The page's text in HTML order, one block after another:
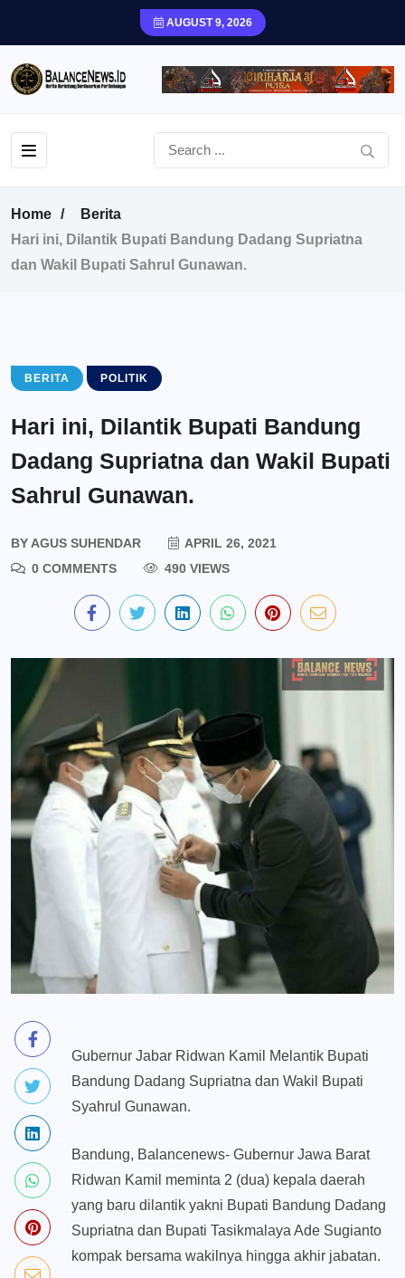
AUGUST 9, 2026
Home
Berita
Hari ini, Dilantik Bupati Bandung Dadang Supriatna
dan Wakil Bupati Sahrul Gunawan.
BERITA POLITIK
Hari ini, Dilantik Bupati Bandung
Dadang Supriatna dan Wakil Bupati
Sahrul Gunawan.
BYAGUS SUHENDAR
APRIL 26, 2021
0 COMMENTS
490 VIEWS
Gubernur Jabar Ridwan Kamil Melantik Bupati
Bandung Dadang Supriatna dan Wakil Bupati
Syahrul Gunawan.
Bandung, Balancenews- Gubernur Jawa Barat
Ridwan Kamil meminta 2 (dua) kepala daerah
yang baru dilantik yakni Bupati Bandung Dadang
Supriatna dan Bupati Tasikmalaya Ade Sugianto
kompak bersama wakilnya hingga akhir jabatan.